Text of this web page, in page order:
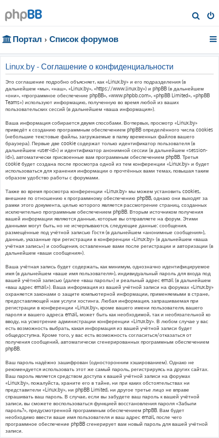
о
Портал Список форумов
Linux.by - Соглашение о конфиденциальности
Это соглашение подробно объясняет, как «Linux.by» и его подразделения (в
дальнейшем «мы», «наш», «Linux.by», «https://www.linux.by») и phpBB (в дальнейшем
«они», «программное обеспечение phpBB», «www.phpbb.com», «phpBB Limited», «phpBB
Teams») используют информацию, полученную во время любой из ваших
пользовательских сессий (в дальнейшем «ваша информация»).
Ваша информация собирается двумя способами. Во-первых, просмотр «Linux.by»
приведёт к созданию программным обеспечением phpBB определённого числа cookies
(небольшие текстовые файлы, загружаемые в папку временных файлов вашего
браузера). Первые две cookie содержат только идентификатор пользователя (в
дальнейшем «user-id») и идентификатор анонимной сессии (в дальнейшем «session-
id»), автоматически присвоенные вам программным обеспечением phpBB. Третья
cookie будет создана после просмотра одной из тем конференции «Linux.by» и будет
использоваться для хранения информации о прочтённых вами темах, повышая таким
образом удобство работы с форумами.
Также во время просмотра конференции «Linux.by» мы можем установить cookies,
внешние по отношению к программному обеспечению phpBB, однако они выходят за
рамки этого документа, целью которого является рассмотрение страниц, созданных
исключительно программным обеспечением phpBB. Вторым источником получения
вашей информации являются данные, которые вы отправляете на форум. Этими
данными могут быть, но не исчерпываются, следующие данные: сообщения,
размещённые под учётной записью Гостя (в дальнейшем «анонимные сообщения»),
данные, указанные при регистрации в конференции «Linux.by» (в дальнейшем «ваша
учётная запись») и сообщения, оставленные вами после регистрации и авторизации (в
дальнейшем «ваши сообщения»).
Ваша учётная запись будет содержать, как минимум, однозначно идентифицируемое
имя (в дальнейшем «ваше имя пользователя»), индивидуальный пароль для входа под
вашей учётной записью (далее «ваш пароль») и реальный адрес email (в дальнейшем
«ваш адрес email»). Ваша информация из вашей учётной записи на форумах «Linux.by»
охраняется законами о защите компьютерной информации, применяемыми в стране,
предоставляющей нам услуги хостинга. Любая информация, запрашиваемая при
регистрации в конференции «Linux.by», кроме вашего имени пользователя, вашего
пароля и вашего адреса email, может быть как необходимой, так и необязательной ко
вводу, на усмотрение администрации конференции «Linux.by». В любом случае у вас
есть возможность выбрать, какая информация из вашей учётной записи будет
общедоступна. Кроме того, у вас есть возможность согласиться/отказаться от
получения сообщений, автоматически сгенерированных программным обеспечением
phpBB.
Ваш пароль надёжно зашифрован (односторонним хэшированием). Однако не
рекомендуется использовать этот же самый пароль, регистрируясь на других сайтах.
Ваш пароль является средством доступа к вашей учётной записи на форумах
«Linux.by», пожалуйста, храните его в тайне, ни при каких обстоятельствах ни
представители «Linux.by», ни phpBB Limited, ни другое третье лицо не вправе
спрашивать ваш пароль. В случае, если вы забудете ваш пароль к вашей учётной
записи, вы сможете воспользоваться функцией восстановления пароля «Забыли
пароль?», предусмотренной программным обеспечением phpBB. Вам будет
необходимо ввести ваше имя пользователя и ваш адрес email, после чего
программное обеспечение phpBB сгенерирует вам новый пароль для вашей учётной
записи.